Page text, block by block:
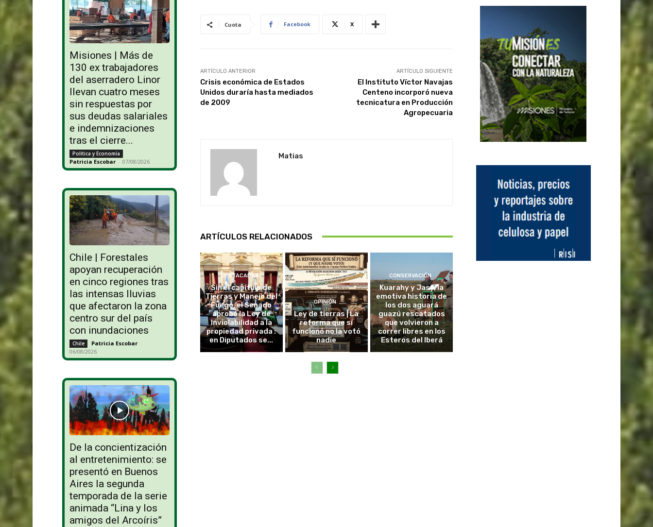
Misiones | Más de
130 ex trabajadores
del aserradero Linor
llevan cuatro meses
sin respuestas por
sus deudas salariales
e indemnizaciones
tras el cierre...
Política y Economía
Patricia Escobar - 07/08/2026
Chile | Forestales
apoyan recuperación
en cinco regiones tras
las intensas lluvias
que afectaron la zona
centro sur del país
con inundaciones
Chile Patricia Escobar -
06/08/2026
De la concientización
al entretenimiento: se
presentó en Buenos
Aires la segunda
temporada de la serie
animada “Lina y los
amigos del Arcoíris”
Cuota Facebook X
ARTÍCULO ANTERIOR
Crisis económica de Estados
Unidos duraría hasta mediados
de 2009
ARTÍCULO SIGUIENTE
El Instituto Víctor Navajas
Centeno incorporó nueva
tecnicatura en Producción
Agropecuaria
Matias
ARTÍCULOS RELACIONADOS
DESTACADAS
Sin el capítulo de
Tierras y Manejo del
Fuego, el Senado
aprobó la Ley de
Inviolabilidad a la
propiedad privada :
en Diputados se...
OPINIÓN
Ley de tierras | La
reforma que sí
funcionó no la votó
nadie
CONSERVACIÓN
Kuarahy y Jasy, la
emotiva historia de
los dos aguará
guazú rescatados
que volvieron a
correr libres en los
Esteros del Iberá